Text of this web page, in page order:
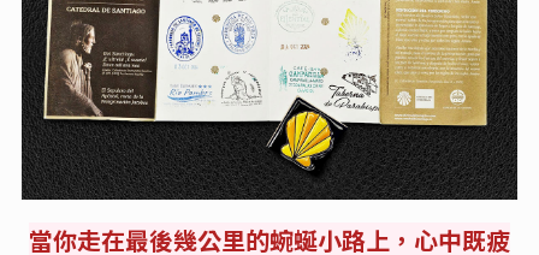
當你走在最後幾公里的蜿蜒小路上，心中既疲